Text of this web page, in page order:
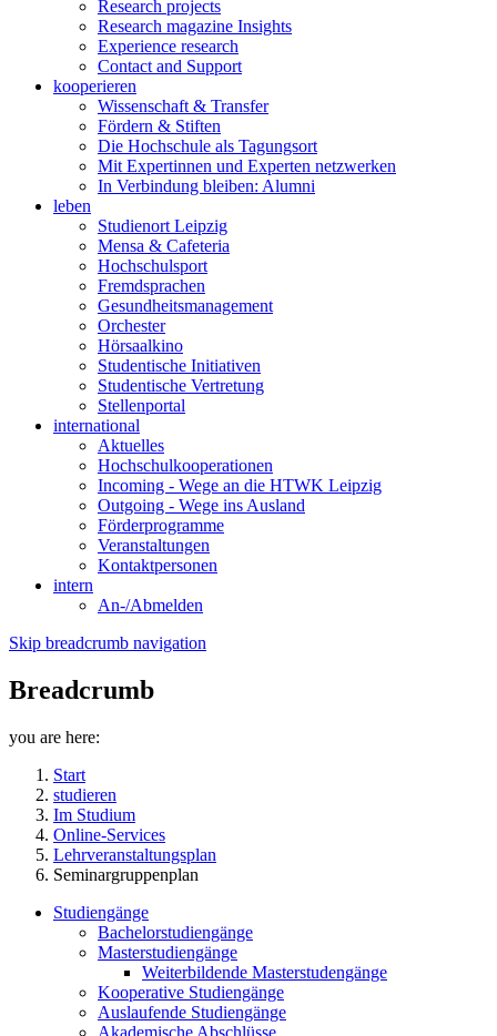
Research projects
Research magazine Insights
Experience research
Contact and Support
kooperieren
Wissenschaft & Transfer
Fördern & Stiften
Die Hochschule als Tagungsort
Mit Expertinnen und Experten netzwerken
In Verbindung bleiben: Alumni
leben
Studienort Leipzig
Mensa & Cafeteria
Hochschulsport
Fremdsprachen
Gesundheitsmanagement
Orchester
Hörsaalkino
Studentische Initiativen
Studentische Vertretung
Stellenportal
international
Aktuelles
Hochschulkooperationen
Incoming - Wege an die HTWK Leipzig
Outgoing - Wege ins Ausland
Förderprogramme
Veranstaltungen
Kontaktpersonen
intern
An-/Abmelden
Skip breadcrumb navigation
Breadcrumb
you are here:
Start
studieren
Im Studium
Online-Services
Lehrveranstaltungsplan
Seminargruppenplan
Studiengänge
Bachelorstudiengänge
Masterstudiengänge
Weiterbildende Masterstudengänge
Kooperative Studiengänge
Auslaufende Studiengänge